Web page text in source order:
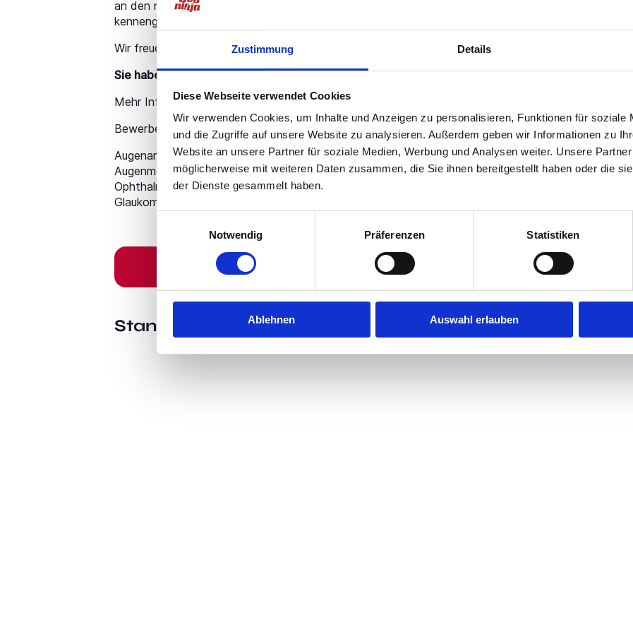
Zustimmung Details
Diese Webseite verwendet Cookies
Wir verwenden Cookies, um Inhalte und Anzeigen zu personalisieren, Funktionen für soziale
und die Zugriffe auf unsere Website zu analysieren. Außerdem geben wir Informationen zu
Website an unsere Partner für soziale Medien, Werbung und Analysen weiter. Unsere
möglicherweise mit weiteren Daten zusammen, die Sie ihnen bereitgestellt haben oder die
der Dienste gesammelt haben.
Notwendig
Präferenzen Statistiken
Ablehnen Auswahl erlauben
an den neuen Arbeitgeber und unterstützen im Prozess. Innerhalb weniger Tage haben Sie bereits
kennengelernt. Das ist natürlich völlig kostenlos für Sie als Bewerber.
Wir freuen uns auf Ihre Bewerbung!
Sie haben Rückfragen zur Stellenanzeige?
Mehr Informationen?Jetzt bewerben!, Vanessa Hartwig - beantwortet gerne deine Fragen.
Bewerben Sie sich jetzt als
Augenarzt (m/w/d), Facharzt für Augenheilkunde (m/w/d), Ophthalmologe (m/w/d), Fachärztin für
Augenmediziner (m/w/d), Konservativer Augenarzt (m/w/d), Augenärztin MVZ (m/w/d), Facharzt
Ophthalmologe Klinik (m/w/d), Augenarzt Vorderabschnitt (m/w/d), Augenarzt
Glaukomsprechstunde (m/w/d)
Jetzt schnell bewerben
Standort: Wiesbaden